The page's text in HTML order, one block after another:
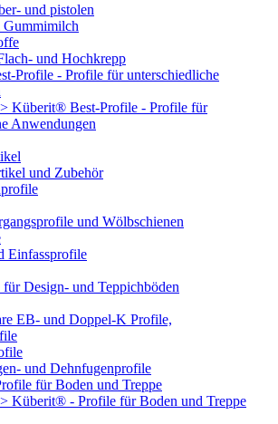
und pistolen
Gummimilch
und Hochkrepp
Profile - Profile für unterschiedliche
Küberit® Best-Profile - Profile für
Anwendungen
und Zubehör
und Wölbschienen
Einfassprofile
Design- und Teppichböden
EB- und Doppel-K Profile,
und Dehnfugenprofile
für Boden und Treppe
Küberit® - Profile für Boden und Treppe